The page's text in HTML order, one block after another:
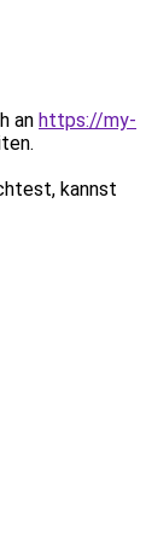
an https://my-
kannst